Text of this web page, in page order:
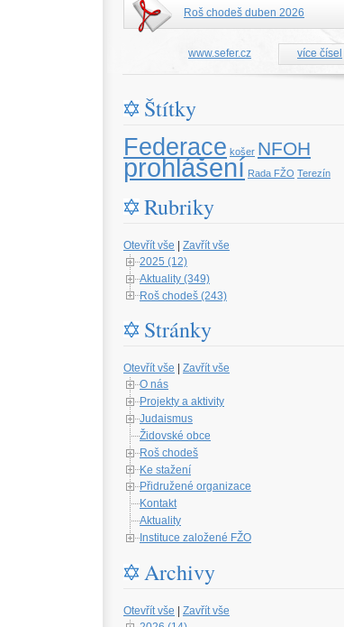
Roš chodeš duben 2026
www.sefer.cz více čísel
Štítky
Federace košer NFOH
prohlášení Rada FŽO Terezín
Rubriky
Otevřít vše
Zavřít vše
2025 (12)
Aktuality (349)
Roš chodeš (243)
Stránky
Otevřít vše
Zavřít vše
O nás
Projekty a aktivity
Judaismus
Židovské obce
Roš chodeš
Ke stažení
Přidružené organizace
Kontakt
Aktuality
Instituce založené FŽO
Archivy
Otevřít vše | Zavřít vše